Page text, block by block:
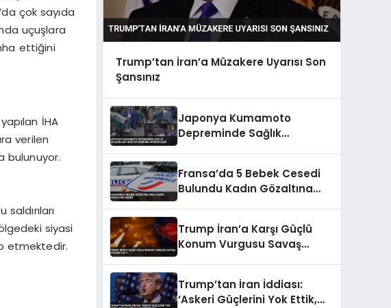
çok sayıda
uçuşlara
ettiğini
İHA
verilen
bulunuyor.
siyasi
etmektedir.
Trump’tan İran’a Müzakere Uyarısı Son
Şansınız
Japonya Kumamoto
Depreminde Sağlık
Fransa’da 5 Bebek Cesedi
Bulundu Kadın Gözaltına
Trump İran’a Karşı Güçlü
Konum Vurgusu Savaş
Trump’tan İran İddiası:
‘Askeri Güçlerini Yok Ettik,